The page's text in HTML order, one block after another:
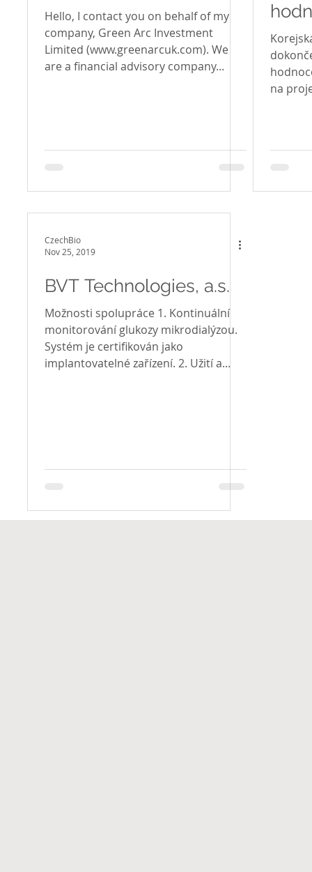
Hello, I contact you on behalf of my
company, Green Arc Investment
Limited (www.greenarcuk.com). We
are a financial advisory company...
na
CzechBio
Nov 25, 2019
BVT Technologies, a.s.
Možnosti spolupráce 1. Kontinuální
monitorování glukozy mikrodialýzou.
Systém je certifikován jako
implantovatelné zařízení. 2. Užití a...